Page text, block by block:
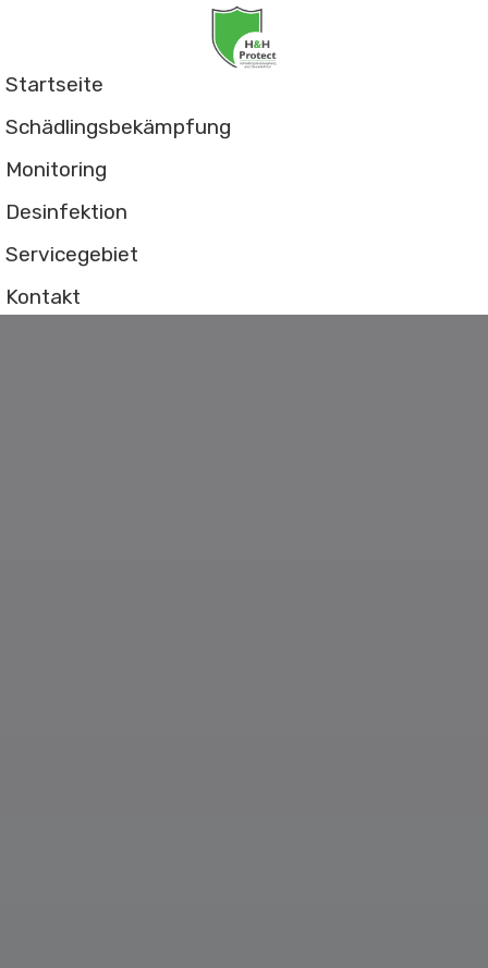
Startseite
Schädlingsbekämpfung
Monitoring
Desinfektion
Servicegebiet
Kontakt